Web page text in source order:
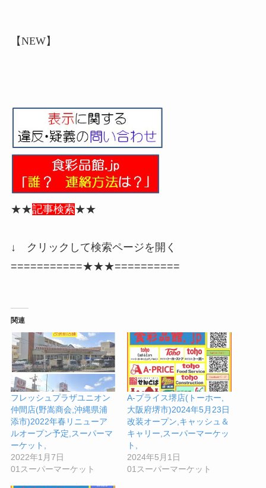
【NEW】
★★記事検索★★
↓ クリックして検索ページを開く
===========★★★==========
関連
フレッシュプラザユニオン
仲間店(野嵩商会,沖縄県浦
添市)2022年春リニューア
ルオープン予定,スーパーマ
ーケット,
2022年1月7日
01スーパーマーケット
A-プライス堺店(トーホー,
大阪府堺市)2024年5月23日
改装オープン,キャッシュ＆
キャリー,スーパーマーケッ
ト,
2024年5月1日
01スーパーマーケット